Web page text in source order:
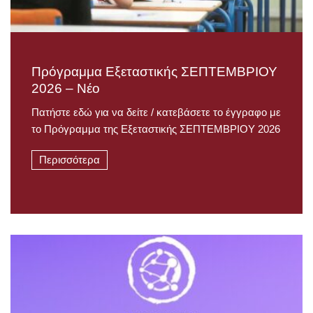
Πρόγραμμα Εξεταστικής ΣΕΠΤΕΜΒΡΙΟΥ
2026 – Νέο
Πατήστε εδώ για να δείτε / κατεβάσετε το έγγραφο με
το Πρόγραμμα της Εξεταστικής ΣΕΠΤΕΜΒΡΙΟΥ 2026
Περισσότερα